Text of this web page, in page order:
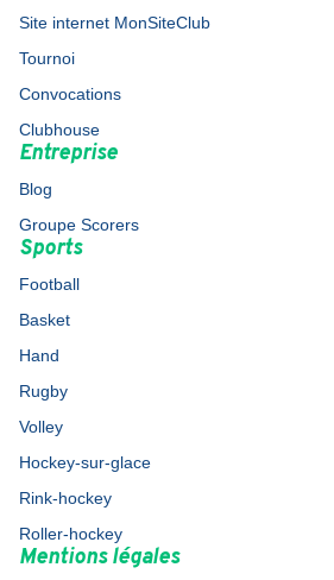
Site internet MonSiteClub
Tournoi
Convocations
Clubhouse
Entreprise
Blog
Groupe Scorers
Sports
Football
Basket
Hand
Rugby
Volley
Hockey-sur-glace
Rink-hockey
Roller-hockey
Mentions légales